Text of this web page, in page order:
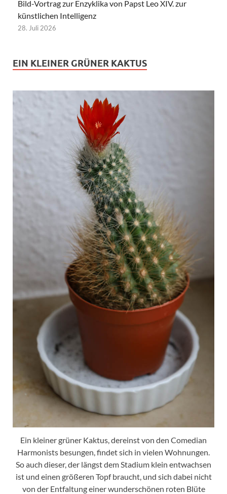
Bild-Vortrag zur Enzyklika von Papst Leo XIV. zur
künstlichen Intelligenz
28. Juli 2026
EIN KLEINER GRÜNER KAKTUS
Ein kleiner grüner Kaktus, dereinst von den Comedian
Harmonists besungen, findet sich in vielen Wohnungen.
So auch dieser, der längst dem Stadium klein entwachsen
ist und einen größeren Topf braucht, und sich dabei nicht
von der Entfaltung einer wunderschönen roten Blüte